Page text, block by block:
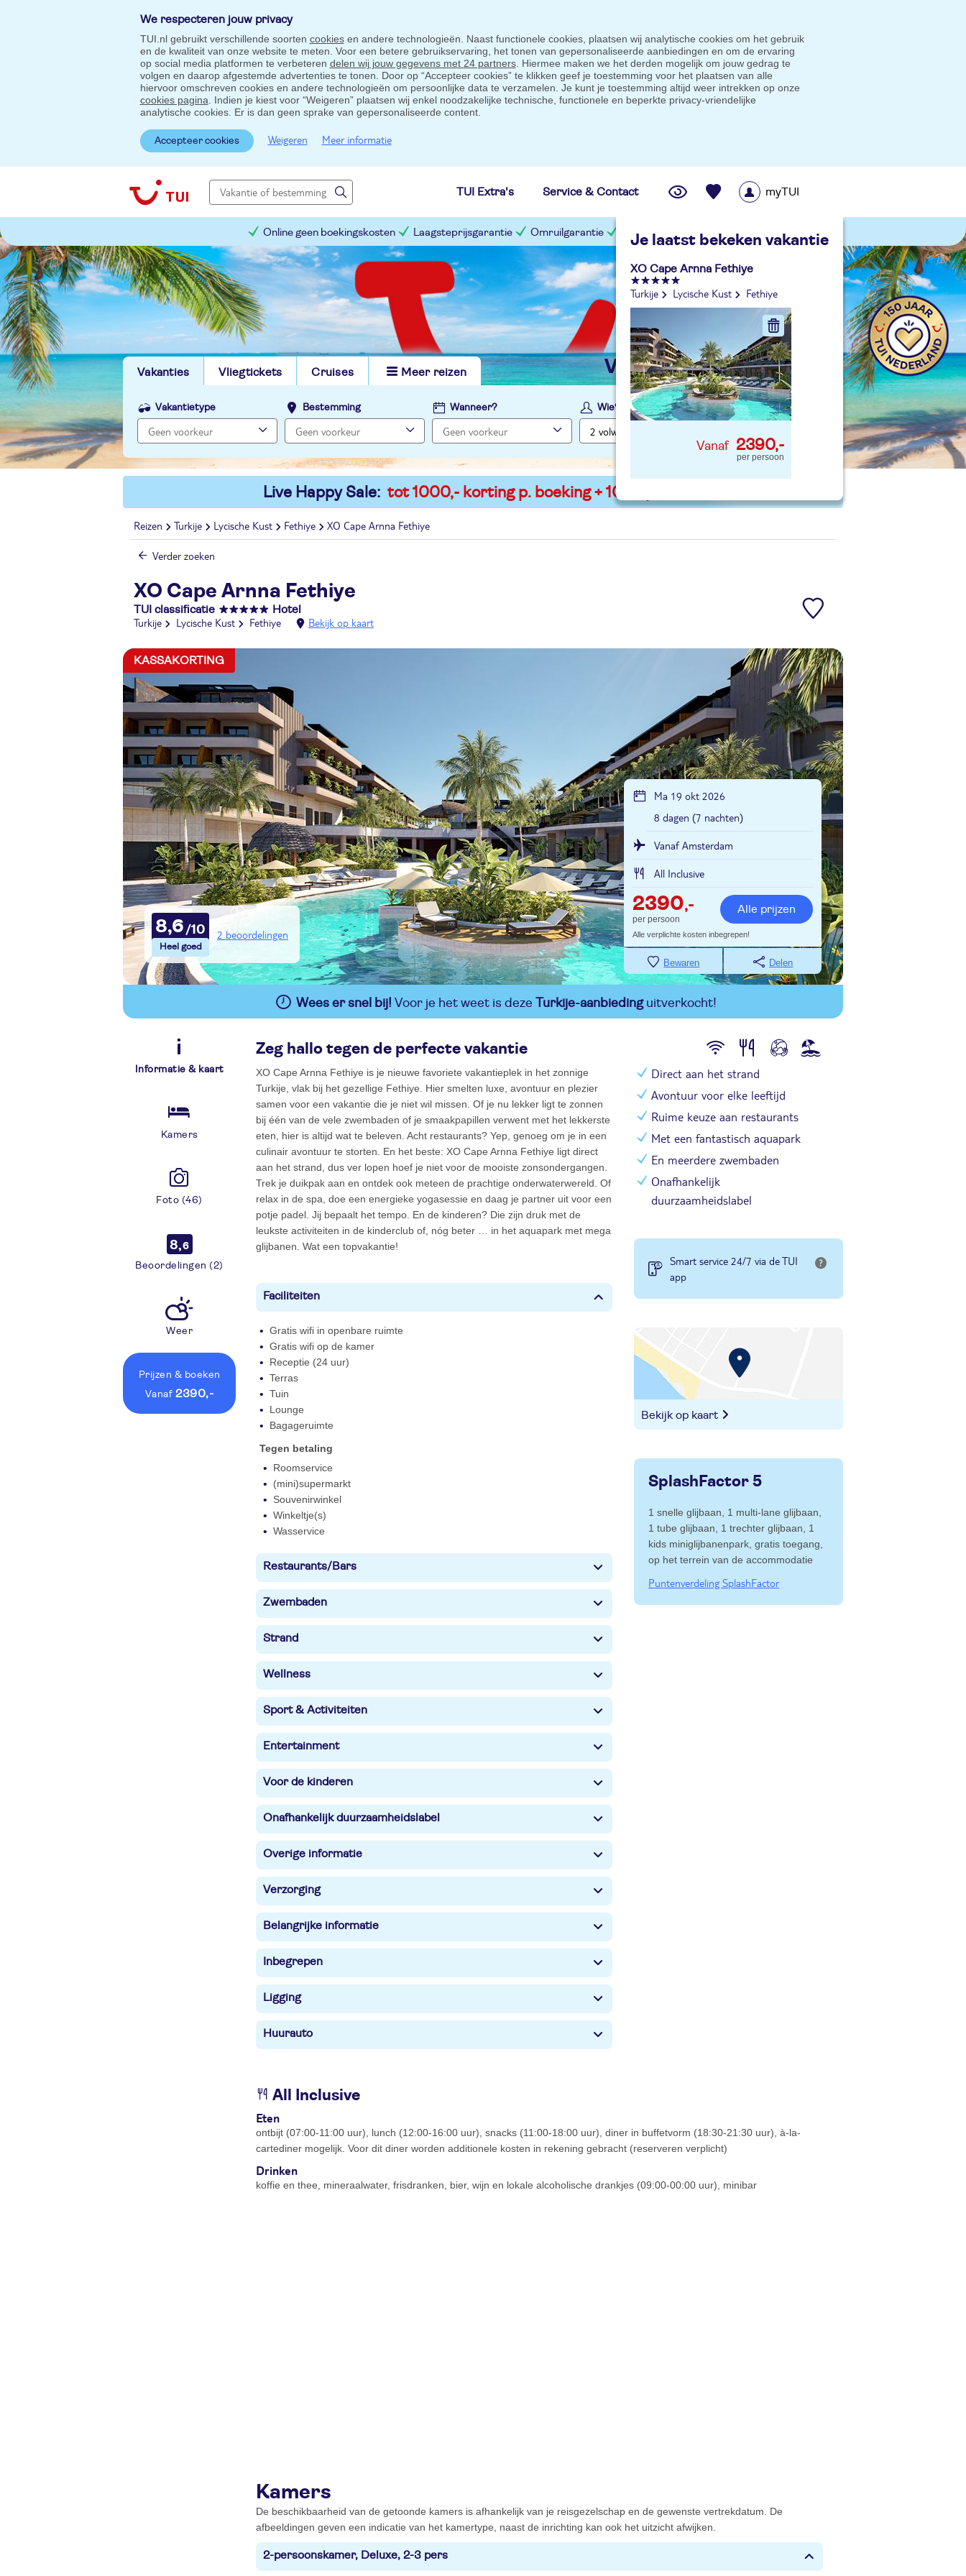
We respecteren jouw privacy
TUI.nl gebruikt verschillende soorten cookiesen andere technologieën. Naast functionele cookies, plaatsen wij analytische cookies om het gebruik
en de kwaliteit van onze website te meten. Voor een betere gebruikservaring, het tonen van gepersonaliseerde aanbiedingen en om de ervaring
op social media platformen te verbeteren delen wij jouw gegevens met 24 partners. Hiermee maken we het derden mogelijk om jouw gedrag te
volgen en daarop afgestemde advertenties te tonen. Door op “Accepteer cookies” te klikken geef je toestemming voor het plaatsen van alle
hiervoor omschreven cookies en andere technologieën om persoonlijke data te verzamelen. Je kunt je toestemming altijd weer intrekken op onze
cookies pagina . Indien je kiest voor “Weigeren” plaatsen wij enkel noodzakelijke technische, functionele en beperkte privacy-vriendelijke
analytische cookies. Er is dan geen sprake van gepersonaliseerde content.
Accepteer cookies Weigeren Meer informatie
TUI Extra's Service & Contact
Je laatst bekeken vakantie
XO Cape Arnna Fethiye
Turkije Lycische Kust Fethiye
2390,-
per persoon
myTUI
Online geen boekingskosten Laagsteprijsgarantie Omruilgarantie Slimme prijsgarantie
Vakanties Vliegtickets Cruises Meer reizen vind jouw ideale vakantie
Vakantietype Bestemming Wanneer? Wie?
Live Happy Sale: tot 1000,- korting p. boeking + 100,- p. kind
Reizen Turkije Lycische Kust Fethiye XO Cape Arnna Fethiye
Verder zoeken
XO Cape Arnna Fethiye
TUI classificatie Hotel
Turkije Lycische Kust Fethiye Bekijk op kaart
8,6 2 beoordelingen
KASSAKORTING
Ma 19 okt 2026
8 dagen (7 nachten)
Vanaf Amsterdam
All Inclusive
2390,-
per persoon
Alle prijzen
Alle verplichte kosten inbegrepen!
Bewaren Delen
Wees er snel bij! Voor je het weet is deze Turkije-aanbiedinguitverkocht!
Informatie & kaart
Kamers
Foto (46)
8,6
Beoordelingen (2)
Weer
Prijzen & boeken
vanaf 2390,-
Zeg hallo tegen de perfecte vakantie
XO Cape Arnna Fethiye is je nieuwe favoriete vakantieplek in het zonnige
Turkije, vlak bij het gezellige Fethiye. Hier smelten luxe, avontuur en plezier
samen voor een vakantie die je niet wil missen. Of je nu lekker ligt te zonnen
bij één van de vele zwembaden of je smaakpapillen verwent met het lekkerste
eten, hier is altijd wat te beleven. Acht restaurants? Yep, genoeg om je in een
culinair avontuur te storten. En het beste: XO Cape Arnna Fethiye ligt direct
aan het strand, dus ver lopen hoef je niet voor de mooiste zonsondergangen.
Trek je duikpak aan en ontdek ook meteen de prachtige onderwaterwereld. Of
relax in de spa, doe een energieke yogasessie en daag je partner uit voor een
potje padel. Jij bepaalt het tempo. En de kinderen? Die zijn druk met de
leukste activiteiten in de kinderclub of, nóg beter … in het aquapark met mega
glijbanen. Wat een topvakantie!
Faciliteiten
Gratis wifi in openbare ruimte
Gratis wifi op de kamer
Receptie (24 uur)
Terras
Tuin
Lounge
Bagageruimte
Tegen betaling
Roomservice
(mini)supermarkt
Souvenirwinkel
Winkeltje(s)
Wasservice
Restaurants/Bars
Zwembaden
Strand
Wellness
Sport & Activiteiten
Entertainment
Voor de kinderen
Onafhankelijk duurzaamheidslabel
Overige informatie
Verzorging
Belangrijke informatie
Inbegrepen
Ligging
Huurauto
Direct aan het strand
Avontuur voor elke leeftijd
Ruime keuze aan restaurants
Met een fantastisch aquapark
En meerdere zwembaden
Onafhankelijk
duurzaamheidslabel
Smart service 24/7 via de TUI
app
Bekijk op kaart
SplashFactor 5
1 snelle glijbaan, 1 multi-lane glijbaan,
1 tube glijbaan, 1 trechter glijbaan, 1
kids miniglijbanenpark, gratis toegang,
op het terrein van de accommodatie
Puntenverdeling SplashFactor
All Inclusive
Eten
ontbijt (07:00-11:00 uur), lunch (12:00-16:00 uur), snacks (11:00-18:00 uur), diner in buffetvorm (18:30-21:30 uur), à-la-
cartediner mogelijk. Voor dit diner worden additionele kosten in rekening gebracht (reserveren verplicht)
Drinken
koffie en thee, mineraalwater, frisdranken, bier, wijn en lokale alcoholische drankjes (09:00-00:00 uur), minibar
Kamers
De beschikbaarheid van de getoonde kamers is afhankelijk van je reisgezelschap en de gewenste vertrekdatum. De
afbeeldingen geven een indicatie van het kamertype, naast de inrichting kan ook het uitzicht afwijken.
2-persoonskamer, Deluxe, 2-3 pers